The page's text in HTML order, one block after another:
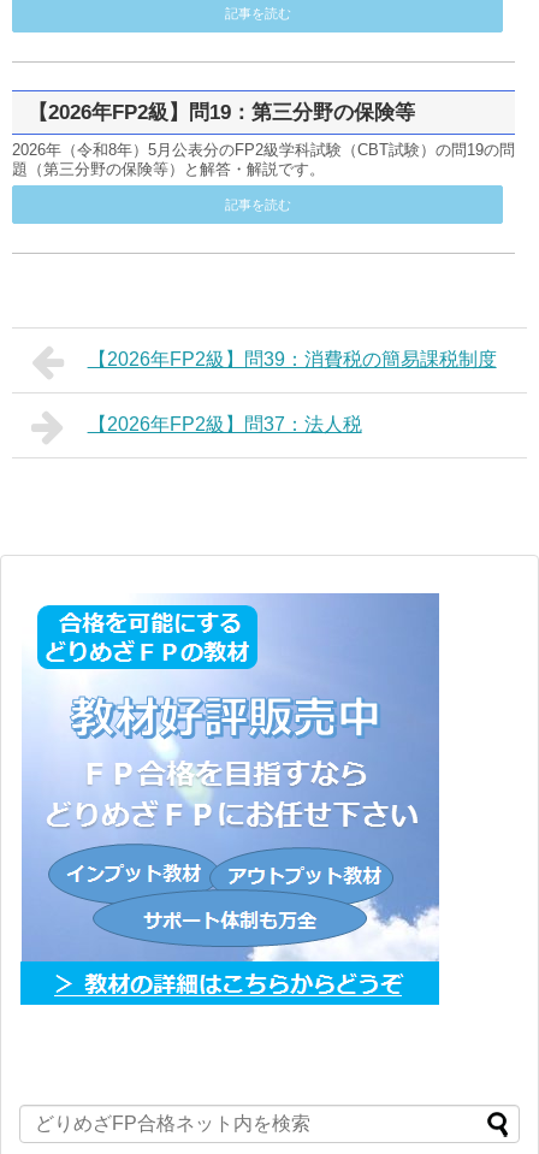
記事を読む
【2026年FP2級】問19：第三分野の保険等
2026年（令和8年）5月公表分のFP2級学科試験（CBT試験）の問19の問
題（第三分野の保険等）と解答・解説です。
記事を読む
【2026年FP2級】問39：消費税の簡易課税制度
【2026年FP2級】問37：法人税